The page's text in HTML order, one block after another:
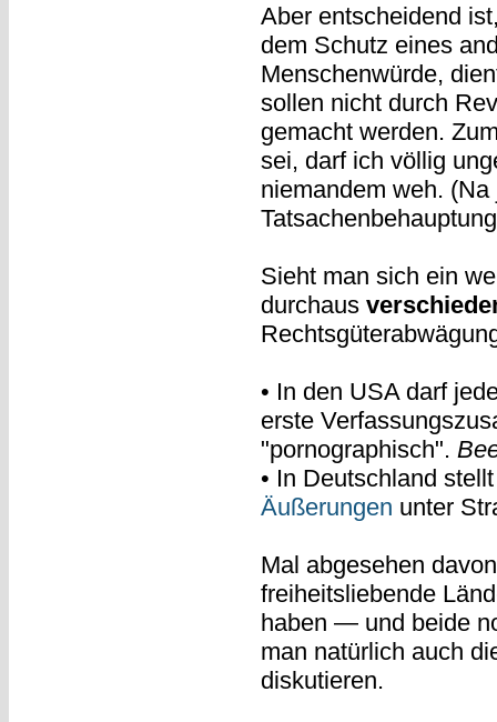
Aber entscheidend
dem Schutz eines
Menschenwürde,
sollen nicht durch
gemacht werden.
sei, darf ich völlig
niemandem weh.
Sieht man sich ein
durchaus
• In den USA darf
erste
"pornographisch".
• In Deutschland
Äußerungen unter
Mal abgesehen
freiheitsliebende
haben — und beide
man natürlich auch
diskutieren.